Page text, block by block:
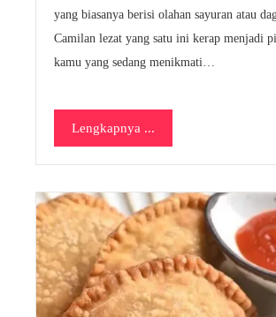
yang biasanya berisi olahan sayuran atau
Camilan lezat yang satu ini kerap menjadi
kamu yang sedang menikmati…
Lengkapnya ...